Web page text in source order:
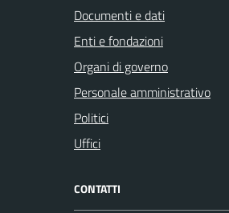
Documenti e dati
Enti e fondazioni
Organi di governo
Personale amministrativo
Politici
Uffici
CONTATTI